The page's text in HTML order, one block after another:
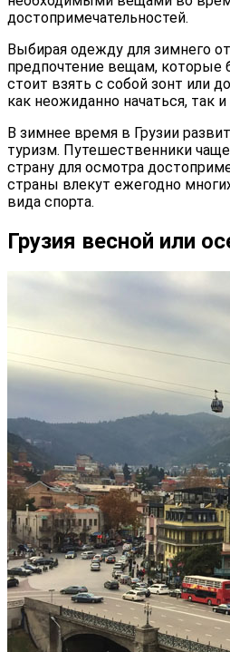
достопримечательностей.
Выбирая одежду для зимнего
предпочтение вещам, которые
стоит взять с собой зонт или
как неожиданно начаться, так
В зимнее время в Грузии
туризм. Путешественники
страну для осмотра
страны влекут ежегодно
вида спорта.
Грузия весной или